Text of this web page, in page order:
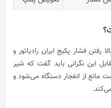
فشار پکیج ایران رادیاتور و
این نگرانی باید گفت که شیر
مانع از انفجار دستگاه می‌شود و